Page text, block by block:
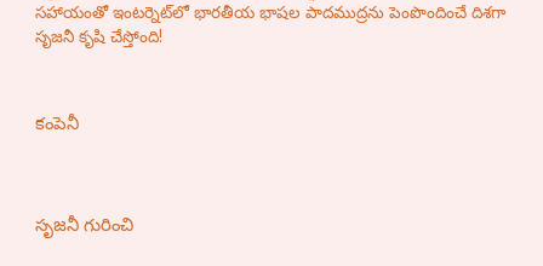
సహాయంతో ఇంటర్నెట్‌లో భారతీయ భాషల పాదముద్రను పెంపొందించే దిశగా
సృజనీ కృషి చేస్తోంది!
కంపెనీ
సృజనీ గురించి